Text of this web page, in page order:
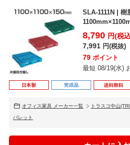
SLA-1111N | 樹
8,790 円(税
7,991 円(税抜)
79 ポイント
最短 08/19(水)
オフィス家具 メーカー一覧 トラスコ中山
パレット